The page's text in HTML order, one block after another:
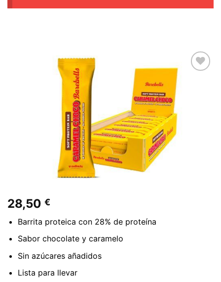
28,50 €
Barrita proteica con 28% de proteína
Sabor chocolate y caramelo
Sin azúcares añadidos
Lista para llevar